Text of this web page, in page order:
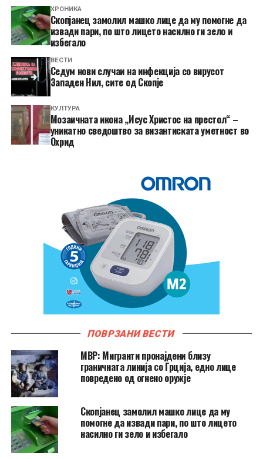
ХРОНИКА
Скопјанец замолил машко лице да му помогне да
извади пари, по што лицето насилно ги зело и
избегало
ВЕСТИ
Седум нови случаи на инфекција со вирусот
Западен Нил, сите од Скопје
КУЛТУРА
Мозаичната икона „Исус Христос на престол“ –
уникатно сведоштво за византиската уметност во
Охрид
ПОВРЗАНИ ВЕСТИ
МВР: Мигранти пронајдени близу
граничната линија со Грција, едно лице
повредено од огнено оружје
Скопјанец замолил машко лице да му
помогне да извади пари, по што лицето
насилно ги зело и избегало